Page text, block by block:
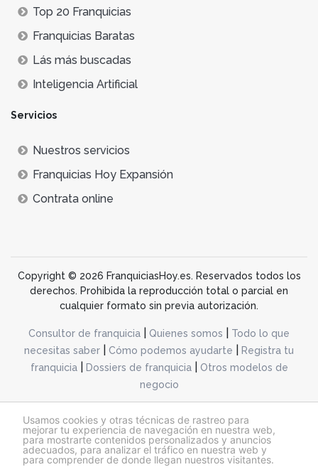
Usamos cookies y otras técnicas de rastreo para
mejorar tu experiencia de navegación en nuestra web,
para mostrarte contenidos personalizados y anuncios
adecuados, para analizar el tráfico en nuestra web y
para comprender de donde llegan nuestros visitantes.
Top 20 Franquicias
Franquicias Baratas
Lás más buscadas
Inteligencia Artificial
Servicios
Nuestros servicios
Franquicias Hoy Expansión
Contrata online
Copyright © 2026 FranquiciasHoy.es. Reservados todos los
derechos. Prohibida la reproducción total o parcial en
cualquier formato sin previa autorización.
Consultor de franquicia Quienes somos
Todo lo que
necesitas saber
Cómo podemos ayudarte
Registra tu
franquicia| Dossiers de franquicia|
Otros modelos de
negocio
@franquiciashoy.es |Aviso legal| Política de cookies|Política de privacidad